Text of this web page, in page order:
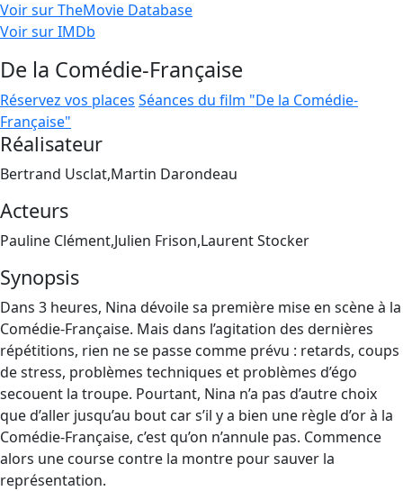
Voir sur TheMovie Database
Voir sur IMDb
De la Comédie-Française
Réservez vos places Séances du film "De la Comédie-
Française"
Réalisateur
Bertrand Usclat,Martin Darondeau
Acteurs
Pauline Clément,Julien Frison,Laurent Stocker
Synopsis
Dans 3 heures, Nina dévoile sa première mise en scène à la
Comédie-Française. Mais dans l’agitation des dernières
répétitions, rien ne se passe comme prévu : retards, coups
de stress, problèmes techniques et problèmes d’égo
secouent la troupe. Pourtant, Nina n’a pas d’autre choix
que d’aller jusqu’au bout car s’il y a bien une règle d’or à la
Comédie-Française, c’est qu’on n’annule pas. Commence
alors une course contre la montre pour sauver la
représentation.